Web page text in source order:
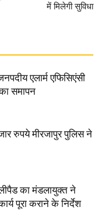
में मिलेगी सुविधा
एलार्म एफिसिएंसी
समापन
रुपये मीरजापुर पुलिस ने
का मंडलायुक्त ने
पूरा कराने के निर्देश